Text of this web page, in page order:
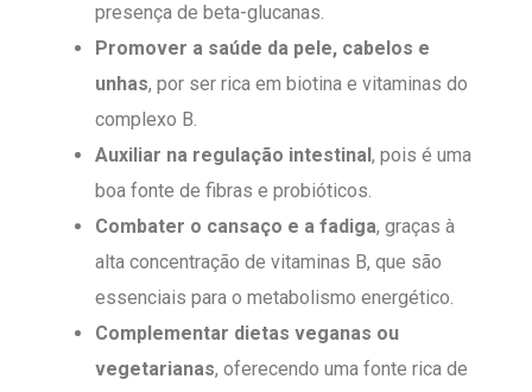
presença de beta-glucanas.
Promover a saúde da pele, cabelos e
unhas, por ser rica em biotina e vitaminas do
complexo B.
Auxiliar na regulação intestinal , pois é uma
boa fonte de fibras e probióticos.
Combater o cansaço e a fadiga, graças à
alta concentração de vitaminas B, que são
essenciais para o metabolismo energético.
Complementar dietas veganas ou
vegetarianas, oferecendo uma fonte rica de